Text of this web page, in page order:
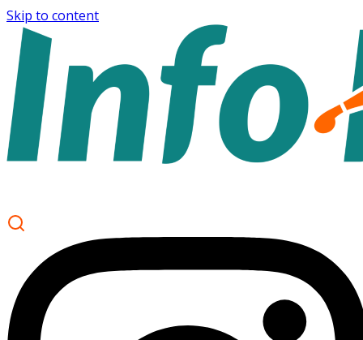
Skip to content